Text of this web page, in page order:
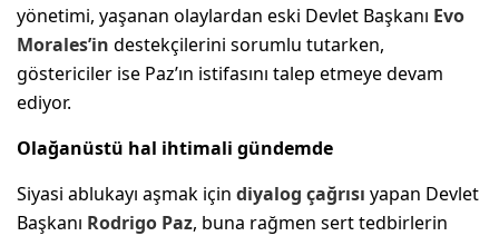
yönetimi, yaşanan olaylardan eski Devlet Başkanı Evo
Morales’in destekçilerini sorumlu tutarken,
göstericiler ise Paz’ın istifasını talep etmeye devam
ediyor.
Olağanüstü hal ihtimali gündemde
Siyasi ablukayı aşmak için diyalog çağrısı yapan Devlet
Başkanı Rodrigo Paz, buna rağmen sert tedbirlerin